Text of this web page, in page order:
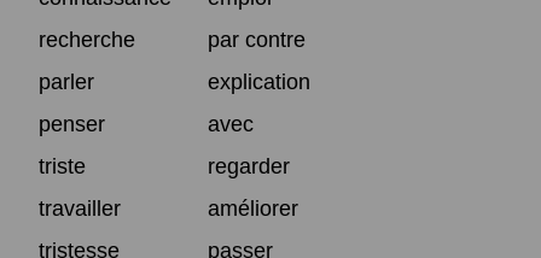
recherche
par contre
parler
explication
penser
avec
triste
regarder
travailler
améliorer
tristesse
passer